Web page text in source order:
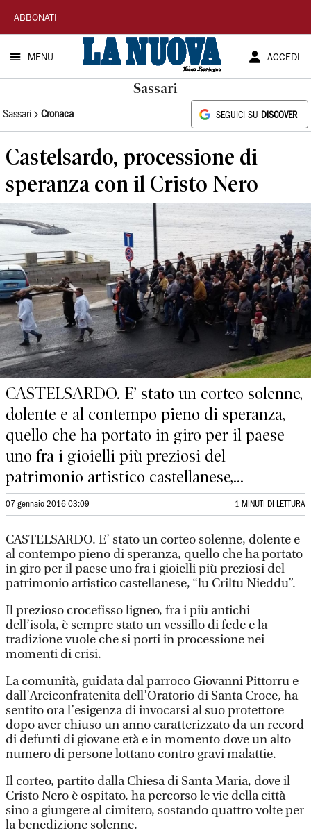
La
Nuova
Sardegna
ABBONATI
MENU ACCEDI
Sassari
Sassari Cronaca SEGUICI SU DISCOVER
Castelsardo, processione di
speranza con il Cristo Nero
CASTELSARDO. E’ stato un corteo solenne,
dolente e al contempo pieno di speranza,
quello che ha portato in giro per il paese
uno fra i gioielli più preziosi del
patrimonio artistico castellanese,...
07 gennaio 2016 03:09 1 MINUTI DI LETTURA
CASTELSARDO. E’ stato un corteo solenne, dolente e
al contempo pieno di speranza, quello che ha portato
in giro per il paese uno fra i gioielli più preziosi del
patrimonio artistico castellanese, “lu Criltu Nieddu”.
Il prezioso crocefisso ligneo, fra i più antichi
dell’isola, è sempre stato un vessillo di fede e la
tradizione vuole che si porti in processione nei
momenti di crisi.
La comunità, guidata dal parroco Giovanni Pittorru e
dall’Arciconfratenita dell’Oratorio di Santa Croce, ha
sentito ora l’esigenza di invocarsi al suo protettore
dopo aver chiuso un anno caratterizzato da un record
di defunti di giovane età e in momento dove un alto
numero di persone lottano contro gravi malattie.
Il corteo, partito dalla Chiesa di Santa Maria, dove il
Cristo Nero è ospitato, ha percorso le vie della città
sino a giungere al cimitero, sostando quattro volte per
la benedizione solenne.